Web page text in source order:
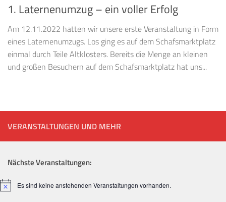
1. Laternenumzug – ein voller Erfolg
Am 12.11.2022 hatten wir unsere erste Veranstaltung in Form
eines Laternenumzugs. Los ging es auf dem Schafsmarktplatz
einmal durch Teile Altklosters. Bereits die Menge an kleinen
und großen Besuchern auf dem Schafsmarktplatz hat uns...
VERANSTALTUNGEN UND MEHR
Nächste Veranstaltungen:
HinweisEs sind keine anstehenden Veranstaltungen vorhanden.